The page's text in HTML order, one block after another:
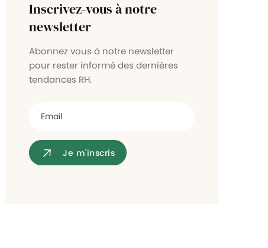
Inscrivez-vous à notre
newsletter
Abonnez vous à notre newsletter
pour rester informé des dernières
tendances RH.
Je m'inscris
Contrôle d'accès